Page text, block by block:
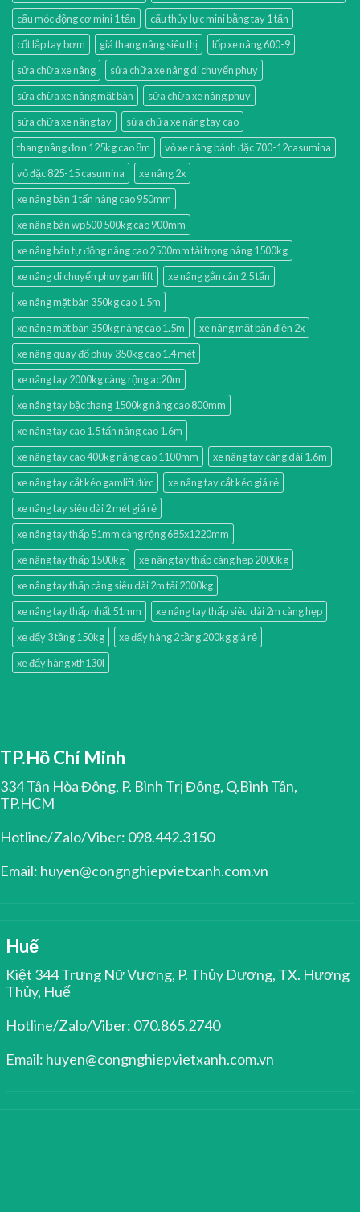
cẩu móc động cơ mini 1 tấn
cẩu thủy lực mini bằng tay 1 tấn
cốt lắp tay bơm
giá thang nâng siêu thị
lốp xe nâng 600-9
sửa chữa xe nâng
sửa chữa xe nâng di chuyển phuy
sửa chữa xe nâng mặt bàn
sửa chữa xe nâng phuy
sửa chữa xe nâng tay
sửa chữa xe nâng tay cao
thang nâng đơn 125kg cao 8m
vỏ xe nâng bánh đặc 700-12casumina
vỏ đặc 825-15 casumina
xe nâng 2x
xe nâng bàn 1 tấn nâng cao 950mm
xe nâng bàn wp500 500kg cao 900mm
xe nâng bán tự động nâng cao 2500mm tải trọng nâng 1500kg
xe nâng di chuyển phuy gamlift
xe nâng gắn cân 2.5 tấn
xe nâng mặt bàn 350kg cao 1.5m
xe nâng mặt bàn 350kg nâng cao 1.5m
xe nâng mặt bàn điện 2x
xe nâng quay đổ phuy 350kg cao 1.4 mét
xe nâng tay 2000kg càng rộng ac20m
xe nâng tay bậc thang 1500kg nâng cao 800mm
xe nâng tay cao 1.5 tấn nâng cao 1.6m
xe nâng tay cao 400kg nâng cao 1100mm
xe nâng tay càng dài 1.6m
xe nâng tay cắt kéo gamlift đức
xe nâng tay cắt kéo giá rẻ
xe nâng tay siêu dài 2 mét giá rẻ
xe nâng tay thấp 51mm càng rộng 685x1220mm
xe nâng tay thấp 1500kg
xe nâng tay thấp càng hẹp 2000kg
xe nâng tay thấp càng siêu dài 2m tải 2000kg
xe nâng tay thấp nhất 51mm
xe nâng tay thấp siêu dài 2m càng hẹp
xe đẩy 3 tầng 150kg
xe đẩy hàng 2 tầng 200kg giá rẻ
xe đẩy hàng xth130l
TP.Hồ Chí Minh
334 Tân Hòa Đông, P. Bình Trị Đông, Q.Bình Tân,
TP.HCM
Hotline/Zalo/Viber: 098.442.3150
Email: huyen@congnghiepvietxanh.com.vn
Huế
Kiệt 344 Trưng Nữ Vương, P. Thủy Dương, TX. Hương
Thủy, Huế
Hotline/Zalo/Viber: 070.865.2740
Email: huyen@congnghiepvietxanh.com.vn